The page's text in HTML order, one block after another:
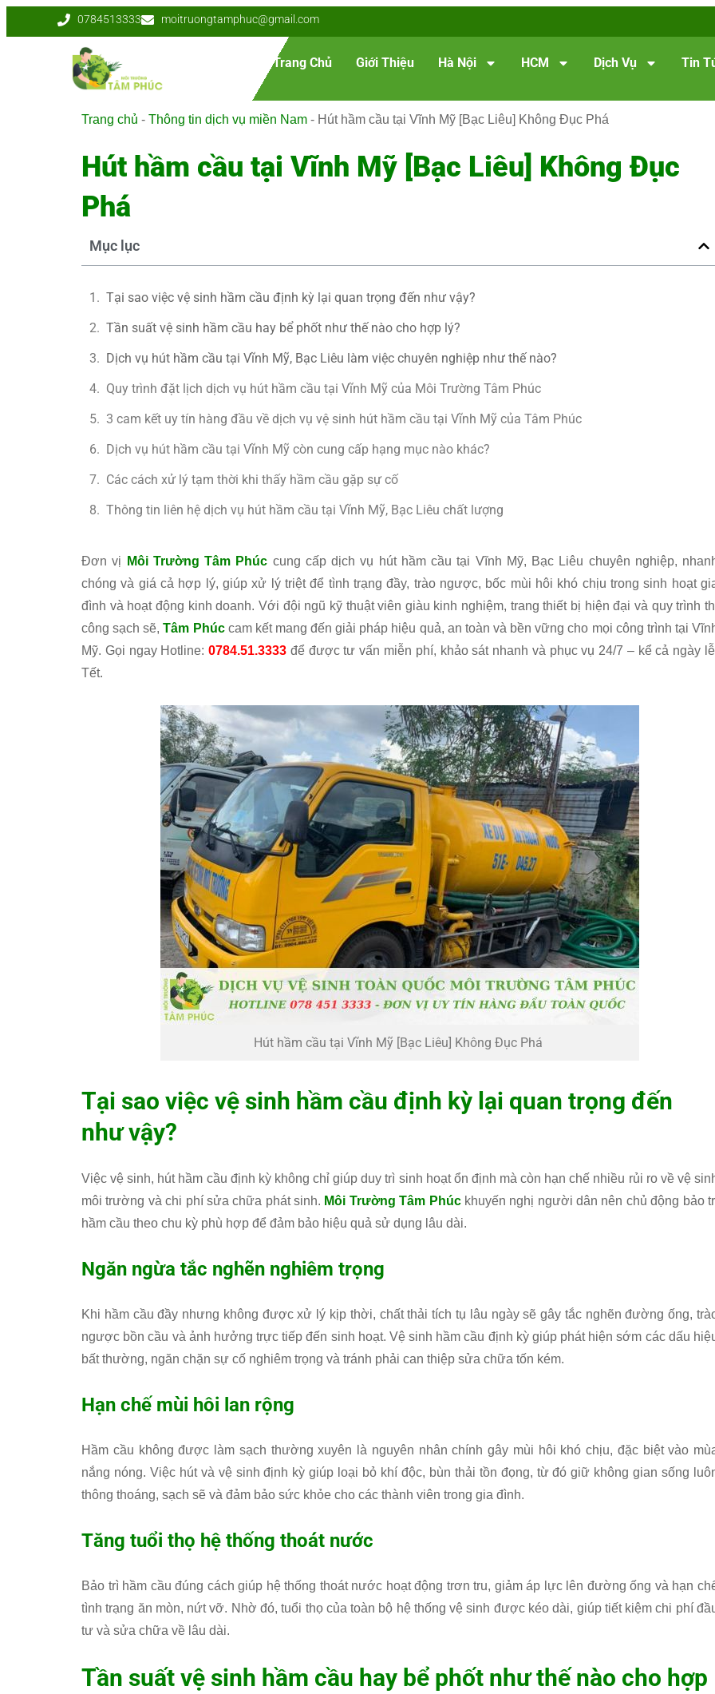
0784513333 moitruongtamphuc@gmail.com
Trang Chủ Giới Thiệu Hà Nội HCM Dịch Vụ Tin
Trang chủ - Thông tin dịch vụ miền Nam - Hút hầm cầu tại Vĩnh Mỹ [Bạc Liêu] Không Đục Phá
Hút hầm cầu tại Vĩnh Mỹ [Bạc Liêu] Không Đục
Phá
Mục lục
Tại sao việc vệ sinh hầm cầu định kỳ lại quan trọng đến như vậy?
Tần suất vệ sinh hầm cầu hay bể phốt như thế nào cho hợp lý?
Dịch vụ hút hầm cầu tại Vĩnh Mỹ, Bạc Liêu làm việc chuyên nghiệp như thế nào?
Quy trình đặt lịch dịch vụ hút hầm cầu tại Vĩnh Mỹ của Môi Trường Tâm Phúc
3 cam kết uy tín hàng đầu về dịch vụ vệ sinh hút hầm cầu tại Vĩnh Mỹ của Tâm Phúc
Dịch vụ hút hầm cầu tại Vĩnh Mỹ còn cung cấp hạng mục nào khác?
Các cách xử lý tạm thời khi thấy hầm cầu gặp sự cố
Thông tin liên hệ dịch vụ hút hầm cầu tại Vĩnh Mỹ, Bạc Liêu chất lượng
Đơn vị Môi Trường Tâm Phúc cung cấp dịch vụ hút hầm cầu tại Vĩnh Mỹ, Bạc Liêu chuyên nghiệp,
chóng và giá cả hợp lý, giúp xử lý triệt để tình trạng đầy, trào ngược, bốc mùi hôi khó chịu trong sinh hoạt
đình và hoạt động kinh doanh. Với đội ngũ kỹ thuật viên giàu kinh nghiệm, trang thiết bị hiện đại và quy trình
công sạch sẽ,Tâm Phúccam kết mang đến giải pháp hiệu quả, an toàn và bền vững cho mọi công trình tại
Mỹ. Gọi ngay Hotline:0784.51.3333 để được tư vấn miễn phí, khảo sát nhanh và phục vụ 24/7 – kể cả ngày
Tết.
Hút hầm cầu tại Vĩnh Mỹ [Bạc Liêu] Không Đục Phá
Tại sao việc vệ sinh hầm cầu định kỳ lại quan trọng đến
như vậy?
Việc vệ sinh, hút hầm cầu định kỳ không chỉ giúp duy trì sinh hoạt ổn định mà còn hạn chế nhiều rủi ro về vệ
môi trường và chi phí sửa chữa phát sinh. Môi Trường Tâm Phúckhuyến nghị người dân nên chủ động bảo
hầm cầu theo chu kỳ phù hợp để đảm bảo hiệu quả sử dụng lâu dài.
Ngăn ngừa tắc nghẽn nghiêm trọng
Khi hầm cầu đầy nhưng không được xử lý kịp thời, chất thải tích tụ lâu ngày sẽ gây tắc nghẽn đường ống,
ngược bồn cầu và ảnh hưởng trực tiếp đến sinh hoạt. Vệ sinh hầm cầu định kỳ giúp phát hiện sớm các dấu
bất thường, ngăn chặn sự cố nghiêm trọng và tránh phải can thiệp sửa chữa tốn kém.
Hạn chế mùi hôi lan rộng
Hầm cầu không được làm sạch thường xuyên là nguyên nhân chính gây mùi hôi khó chịu, đặc biệt vào
nắng nóng. Việc hút và vệ sinh định kỳ giúp loại bỏ khí độc, bùn thải tồn đọng, từ đó giữ không gian sống
thông thoáng, sạch sẽ và đảm bảo sức khỏe cho các thành viên trong gia đình.
Tăng tuổi thọ hệ thống thoát nước
Bảo trì hầm cầu đúng cách giúp hệ thống thoát nước hoạt động trơn tru, giảm áp lực lên đường ống và hạn
tình trạng ăn mòn, nứt vỡ. Nhờ đó, tuổi thọ của toàn bộ hệ thống vệ sinh được kéo dài, giúp tiết kiệm chi phí
tư và sửa chữa về lâu dài.
Tần suất vệ sinh hầm cầu hay bể phốt như thế nào cho hợp